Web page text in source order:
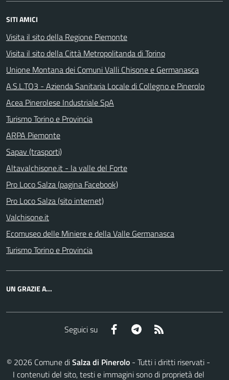
SITI AMICI
Visita il sito della Regione Piemonte
Visita il sito della Città Metropolitanda di Torino
Unione Montana dei Comuni Valli Chisone e Germanasca
A.S.L.TO3 - Azienda Sanitaria Locale di Collegno e Pinerolo
Acea Pinerolese Industriale SpA
Turismo Torino e Provincia
ARPA Piemonte
Sapav (trasporti)
Altavalchisone.it - la valle del Forte
Pro Loco Salza (pagina Facebook)
Pro Loco Salza (sito internet)
Valchisone.it
Ecomuseo delle Miniere e della Valle Germanasca
Turismo Torino e Provincia
UN GRAZIE A...
Seguici su Facebook Telegram
© 2026 Comune diSalza di Pinerolo - Tutti i diritti riservati -
I contenuti del sito, testi e immagini sono di proprietà del